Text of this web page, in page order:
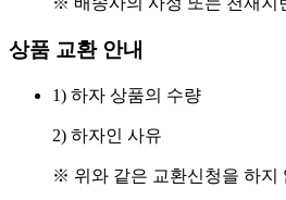
상품 교환 안내
1) 하자 상품의 수량
2) 하자인 사유
※ 위와 같은 교환신청을 하지